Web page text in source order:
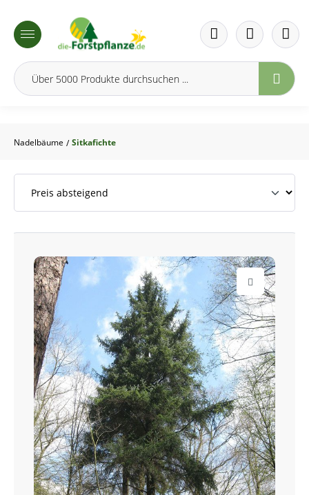
springen
Nadelbäume / Sitkafichte